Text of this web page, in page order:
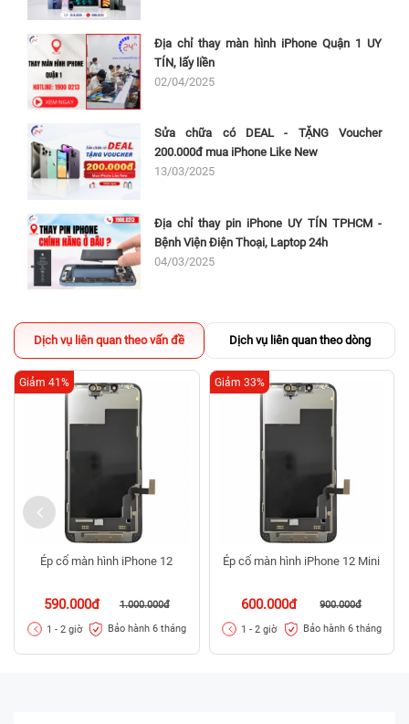
Địa chỉ thay màn hình iPhone Quận 1 UY
TÍN, lấy liền
02/04/2025
Sửa chữa có DEAL - TẶNG Voucher
200.000đ mua iPhone Like New
13/03/2025
Địa chỉ thay pin iPhone UY TÍN TPHCM -
Bệnh Viện Điện Thoại, Laptop 24h
04/03/2025
Dịch vụ liên quan theo vấn đề Dịch vụ liên quan theo dòng
Ép cổ màn hình iPhone 12
590.000đ 1.000.000đ
Giảm 41%
1 - 2 giờ Bảo hành 6 tháng
Ép cổ màn hình iPhone 12 Mini
600.000đ 900.000đ
Giảm 33%
1 - 2 giờ Bảo hành 6 tháng